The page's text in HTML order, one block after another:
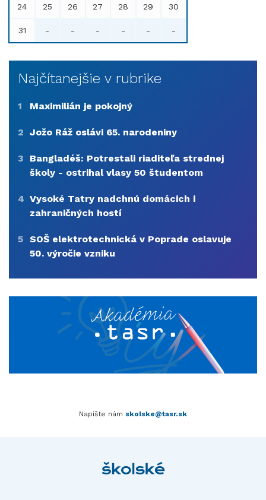
24 25 26 27 28 29 30
31 - - - - - -
Najčítanejšie v rubrike
1 Maximilián je pokojný
2 Jožo Ráž oslávi 65. narodeniny
3
Bangladéš: Potrestali riaditeľa strednej
školy - ostrihal vlasy 50 študentom
4 Vysoké Tatry nadchnú domácich i
zahraničných hostí
5 SOŠ elektrotechnická v Poprade oslavuje
50. výročie vzniku
Napíšte nám skolske@tasr.sk